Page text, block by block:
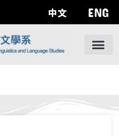
中文 ENG